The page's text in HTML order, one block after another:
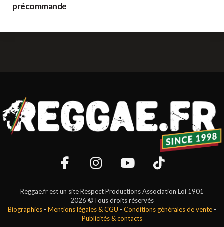
précommande
Reggae.fr est un site Respect Productions Association Loi 1901
2026 ©Tous droits réservés
Biographies- Mentions légales & CGU - Conditions générales de vente-
Publicités & contacts